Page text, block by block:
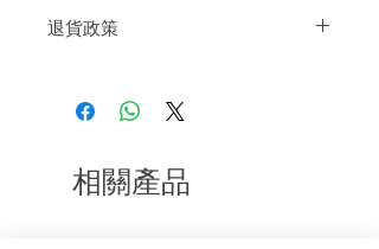
上即可
退貨政策
到我們的產品後的前7天內通過電子郵件
相關產品